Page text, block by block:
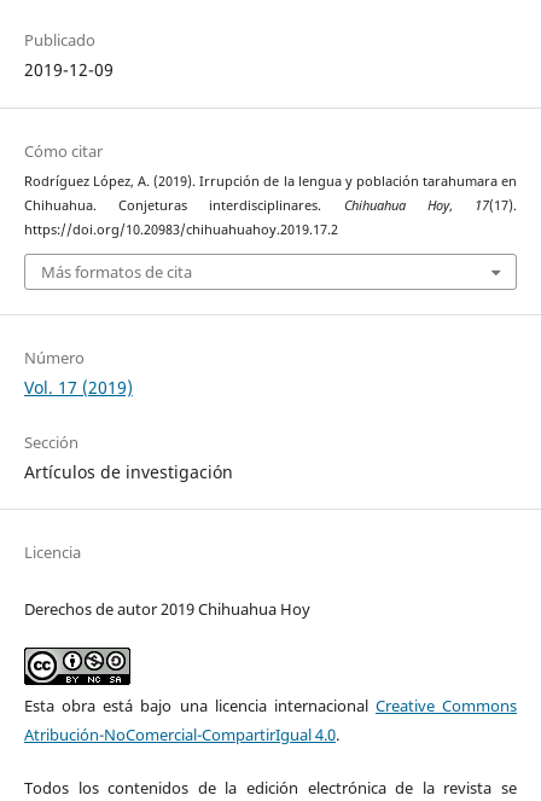
Publicado
2019-12-09
Cómo citar
Rodríguez López, A. (2019). Irrupción de la lengua y población tarahumara en
Chihuahua. Conjeturas interdisciplinares. Chihuahua Hoy, 17(17).
https://doi.org/10.20983/chihuahuahoy.2019.17.2
Más formatos de cita
Número
Vol. 17 (2019)
Sección
Artículos de investigación
Licencia
Derechos de autor 2019 Chihuahua Hoy
Esta obra está bajo una licencia internacional Creative Commons
Atribución-NoComercial-CompartirIgual 4.0.
Todos los contenidos de la edición electrónica de la revista se